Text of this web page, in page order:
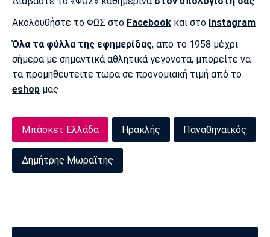
Ακολουθήστε το ΦΩΣ στο Facebook και στο Instagram
Όλα τα φύλλα της εφημερίδας, από το 1958 μέχρι
σήμερα με σημαντικά αθλητικά γεγονότα, μπορείτε να
τα προμηθευτείτε τώρα σε προνομιακή τιμή από το
eshop μας
Μπάσκετ Ελλάδα Ηρακλής Παναθηναϊκός
Δημήτρης Μωραϊτης